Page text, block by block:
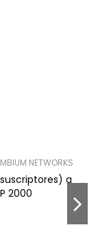
NETWORKS
a
2000